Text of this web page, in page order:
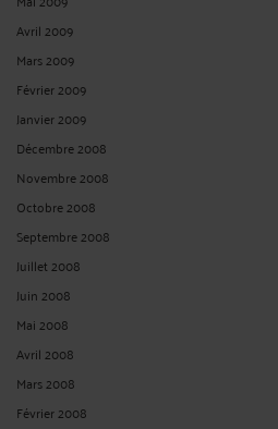
Avril 2009
Mars 2009
Février 2009
Janvier 2009
Décembre 2008
Novembre 2008
Octobre 2008
Septembre 2008
Juillet 2008
Juin 2008
Mai 2008
Avril 2008
Mars 2008
Février 2008